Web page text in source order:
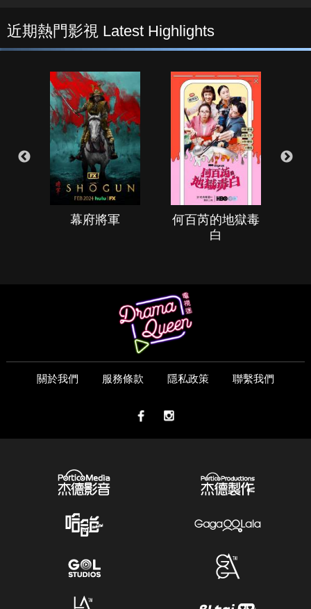
近期熱門影視 Latest Highlights
幕府將軍
何百芮的地獄毒
白
關於我們 服務條款 隱私政策 聯繫我們